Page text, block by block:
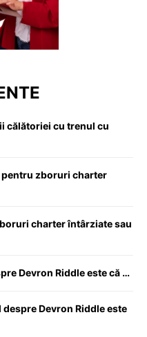
călătoriei cu trenul cu
zboruri charter
charter întârziate sau
Devron Riddle este că …
despre Devron Riddle este